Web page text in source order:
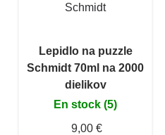
Schmidt
Lepidlo na puzzle
Schmidt 70ml na 2000
dielikov
En stock (5)
9,00 €